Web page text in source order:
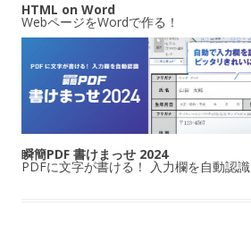
HTML on Word
WebページをWordで作る！
瞬簡PDF 書けまっせ 2024
PDFに文字が書ける！ 入力欄を自動認識